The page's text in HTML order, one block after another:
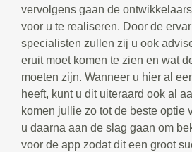
vervolgens gaan de
voor u te realiseren. Door de
specialisten zullen zij u ook
eruit moet komen te zien en wat
moeten zijn. Wanneer u hier al
heeft, kunt u dit uiteraard ook al
komen jullie zo tot de beste optie
u daarna aan de slag gaan om
voor de app zodat dit een groot